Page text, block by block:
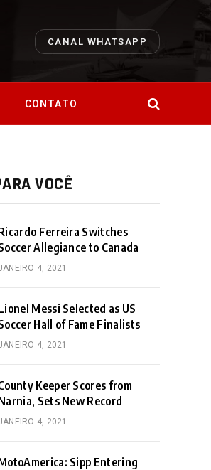
CANAL WHATSAPP
CONTATO
VOCÊ
Ferreira Switches
Allegiance to Canada
4, 2021
Messi Selected as US
Hall of Fame Finalists
4, 2021
Keeper Scores from
Sets New Record
4, 2021
Sipp Entering